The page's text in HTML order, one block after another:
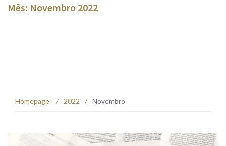
Mês: Novembro 2022
Homepage / 2022 / Novembro